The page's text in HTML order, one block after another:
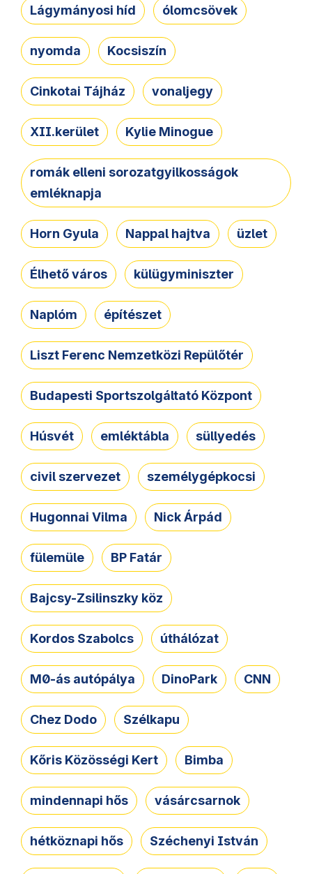
Lágymányosi híd ólomcsövek
nyomda Kocsiszín
Cinkotai Tájház vonaljegy
XII.kerület Kylie Minogue
romák elleni sorozatgyilkosságok
emléknapja
Horn Gyula Nappal hajtva üzlet
Élhető város külügyminiszter
Naplóm építészet
Liszt Ferenc Nemzetközi Repülőtér
Budapesti Sportszolgáltató Központ
Húsvét emléktábla süllyedés
civil szervezet személygépkocsi
Hugonnai Vilma Nick Árpád
fülemüle BP Fatár
Bajcsy-Zsilinszky köz
Kordos Szabolcs úthálózat
M0-ás autópálya DinoPark CNN
Chez Dodo Szélkapu
Kőris Közösségi Kert Bimba
mindennapi hős vásárcsarnok
hétköznapi hős Széchenyi István